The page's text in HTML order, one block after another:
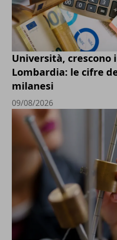
Università,
Lombardia: le cifre
milanesi
09/08/2026